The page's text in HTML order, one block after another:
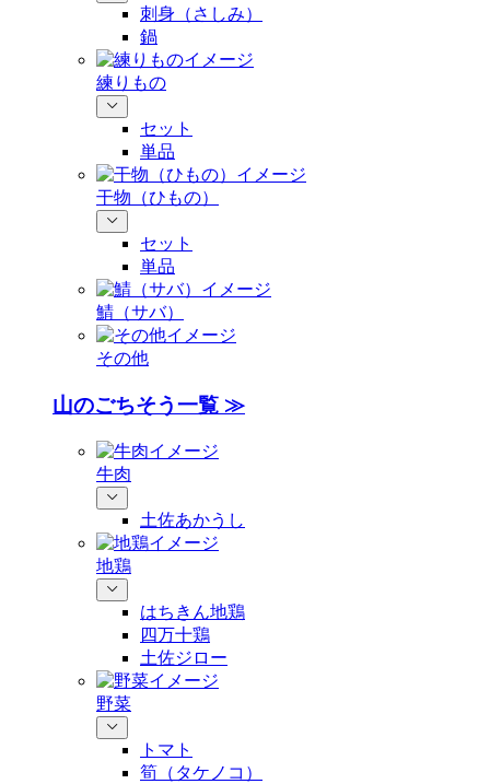
刺身（さしみ）
鍋
練りもの
セット
単品
干物（ひもの）
セット
単品
鯖（サバ）
その他
山のごちそう一覧 ≫
牛肉
土佐あかうし
地鶏
はちきん地鶏
四万十鶏
土佐ジロー
野菜
トマト
筍（タケノコ）